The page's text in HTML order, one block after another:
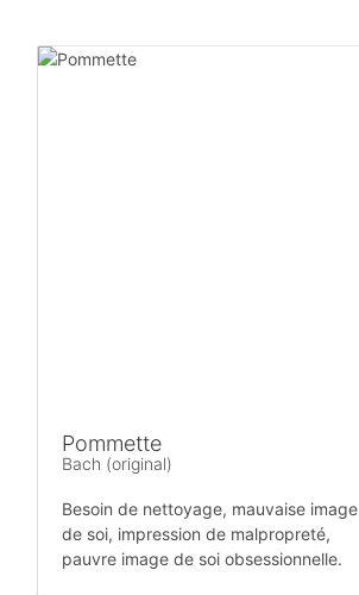
Pommette
Bach (original)
Besoin de nettoyage, mauvaise image
de soi, impression de malpropreté,
pauvre image de soi obsessionnelle.